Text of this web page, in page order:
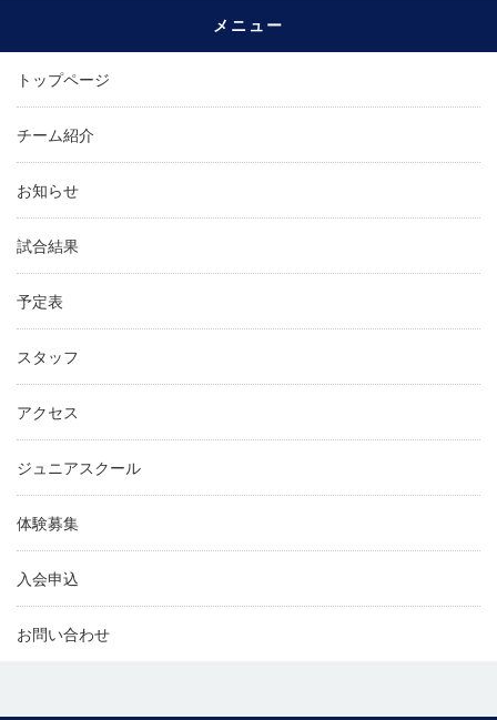
メニュー
トップページ
チーム紹介
お知らせ
試合結果
予定表
スタッフ
アクセス
ジュニアスクール
体験募集
入会申込
お問い合わせ